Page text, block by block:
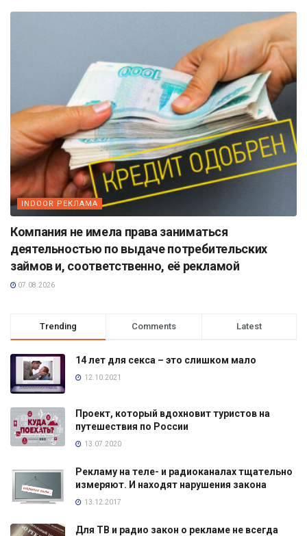
INDOOR РЕКЛАМА
Компания не имела права заниматься
деятельностью по выдаче потребительских
займов и, соответственно, её рекламой
07.08.2026
Trending Comments Latest
14 лет для секса – это слишком мало
12.10.2021
Проект, который вдохновит туристов на
путешествия по России
13.07.2020
Рекламу на теле- и радиоканалах тщательно
измеряют. И находят нарушения закона
13.12.2017
Для ТВ и радио закон о рекламе не всегда